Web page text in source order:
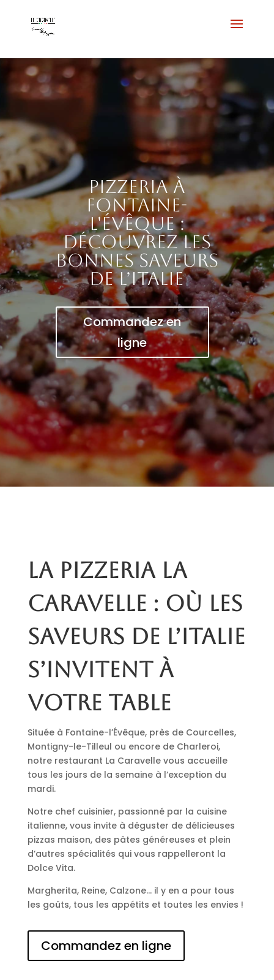
Pizzeria à
Fontaine-
l'Évêque :
découvrez les
bonnes saveurs
de l’Italie
Commandez en
ligne
La pizzeria La
Caravelle : où les
saveurs de l’Italie
s’invitent à
votre table
Située à Fontaine-l’Évêque, près de Courcelles,
Montigny-le-Tilleul ou encore de Charleroi,
notre restaurant La Caravelle vous accueille
tous les jours de la semaine à l’exception du
mardi.
Notre chef cuisinier, passionné par la cuisine
italienne, vous invite à déguster de délicieuses
pizzas maison, des pâtes généreuses et plein
d’autres spécialités qui vous rappelleront la
Dolce Vita.
Margherita, Reine, Calzone… il y en a pour tous
les goûts, tous les appétits et toutes les envies !
Commandez en ligne